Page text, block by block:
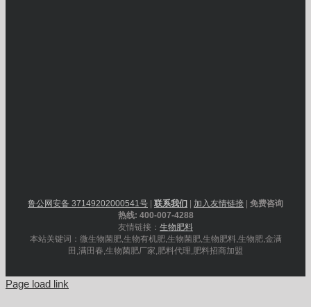
鲁公网安备 37149202000541号 联系我们 加入友情链接
免费咨询
热线: 400-007-4288
友情链接： 生物肥料
本站关键词：微生物菌肥,生物有机肥,生物菌肥,生物肥料,生物肥,金满
田,满田春,生物菌肥厂家,肥料代理,肥料招商加盟
Page load link